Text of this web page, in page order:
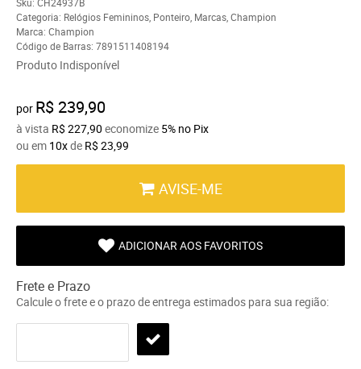
Categoria: Relógios Femininos Ponteiro Marcas Champion
Marca: Champion
Código de Barras: 7891511408194
Produto Indisponível
por R$ 239,90
à vista R$ 227,90 economize 5% no Pix
ou em 10xde R$ 23,99
AVISE-ME
ADICIONAR AOS FAVORITOS
Frete e Prazo
Calcule o frete e o prazo de entrega estimados para sua região: